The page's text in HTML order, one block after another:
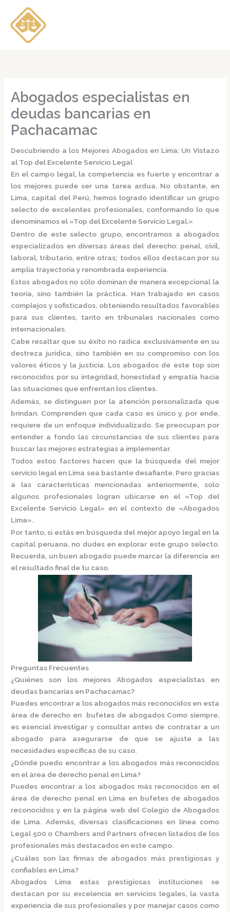
contenido
Abogados especialistas en
deudas bancarias en
Pachacamac
Descubriendo a los Mejores Abogados en Lima: Un Vistazo
al Top del Excelente Servicio Legal
En el campo legal, la competencia es fuerte y encontrar a
los mejores puede ser una tarea ardua. No obstante, en
Lima, capital del Perú, hemos logrado identificar un grupo
selecto de excelentes profesionales, conformando lo que
denominamos el «Top del Excelente Servicio Legal.»
Dentro de este selecto grupo, encontramos a abogados
especializados en diversas áreas del derecho: penal, civil,
laboral, tributario, entre otras; todos ellos destacan por su
amplia trayectoria y renombrada experiencia.
Estos abogados no sólo dominan de manera excepcional la
teoría, sino también la práctica. Han trabajado en casos
complejos y sofisticados, obteniendo resultados favorables
para sus clientes, tanto en tribunales nacionales como
internacionales.
Cabe resaltar que su éxito no radica exclusivamente en su
destreza jurídica, sino también en su compromiso con los
valores éticos y la justicia. Los abogados de este top son
reconocidos por su integridad, honestidad y empatía hacia
las situaciones que enfrentan los clientes.
Además, se distinguen por la atención personalizada que
brindan. Comprenden que cada caso es único y, por ende,
requiere de un enfoque individualizado. Se preocupan por
entender a fondo las circunstancias de sus clientes para
buscar las mejores estrategias a implementar.
Todos estos factores hacen que la búsqueda del mejor
servicio legal en Lima sea bastante desafiante. Pero gracias
a las características mencionadas anteriormente, solo
algunos profesionales logran ubicarse en el «Top del
Excelente Servicio Legal» en el contexto de «Abogados
Lima».
Por tanto, si estás en búsqueda del mejor apoyo legal en la
capital peruana, no dudes en explorar este grupo selecto.
Recuerda, un buen abogado puede marcar la diferencia en
el resultado final de tu caso.
Preguntas Frecuentes
¿Quiénes son los mejores Abogados especialistas en
deudas bancarias en Pachacamac?
Puedes encontrar a los abogados más reconocidos en esta
área de derecho en bufetes de abogados Como siempre,
es esencial investigar y consultar antes de contratar a un
abogado para asegurarse de que se ajuste a las
necesidades específicas de su caso.
¿Dónde puedo encontrar a los abogados más reconocidos
en el área de derecho penal en Lima?
Puedes encontrar a los abogados más reconocidos en el
área de derecho penal en Lima en bufetes de abogados
reconocidos y en la página web del Colegio de Abogados
de Lima. Además, diversas clasificaciones en línea como
Legal 500 o Chambers and Partners ofrecen listados de los
profesionales más destacados en este campo.
¿Cuáles son las firmas de abogados más prestigiosas y
confiables en Lima?
Abogados Lima estas prestigiosas instituciones se
destacan por su excelencia en servicios legales, la vasta
experiencia de sus profesionales y por manejar casos como